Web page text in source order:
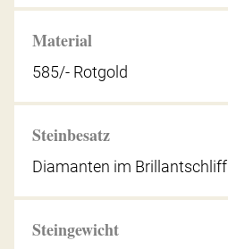
Material
585/- Rotgold
Steinbesatz
Diamanten im Brillantschliff
Steingewicht